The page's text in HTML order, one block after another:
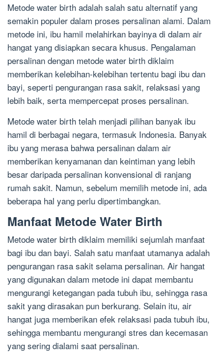
Metode water birth adalah salah satu alternatif yang
semakin populer dalam proses persalinan alami. Dalam
metode ini, ibu hamil melahirkan bayinya di dalam air
hangat yang disiapkan secara khusus. Pengalaman
persalinan dengan metode water birth diklaim
memberikan kelebihan-kelebihan tertentu bagi ibu dan
bayi, seperti pengurangan rasa sakit, relaksasi yang
lebih baik, serta mempercepat proses persalinan.
Metode water birth telah menjadi pilihan banyak ibu
hamil di berbagai negara, termasuk Indonesia. Banyak
ibu yang merasa bahwa persalinan dalam air
memberikan kenyamanan dan keintiman yang lebih
besar daripada persalinan konvensional di ranjang
rumah sakit. Namun, sebelum memilih metode ini, ada
beberapa hal yang perlu dipertimbangkan.
Manfaat Metode Water Birth
Metode water birth diklaim memiliki sejumlah manfaat
bagi ibu dan bayi. Salah satu manfaat utamanya adalah
pengurangan rasa sakit selama persalinan. Air hangat
yang digunakan dalam metode ini dapat membantu
mengurangi ketegangan pada tubuh ibu, sehingga rasa
sakit yang dirasakan pun berkurang. Selain itu, air
hangat juga memberikan efek relaksasi pada tubuh ibu,
sehingga membantu mengurangi stres dan kecemasan
yang sering dialami saat persalinan.